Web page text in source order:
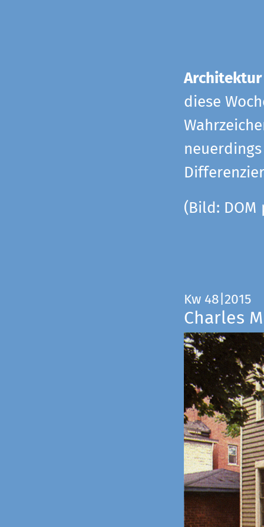
diese
(Bild: DOM
Kw 48|2015
Charles